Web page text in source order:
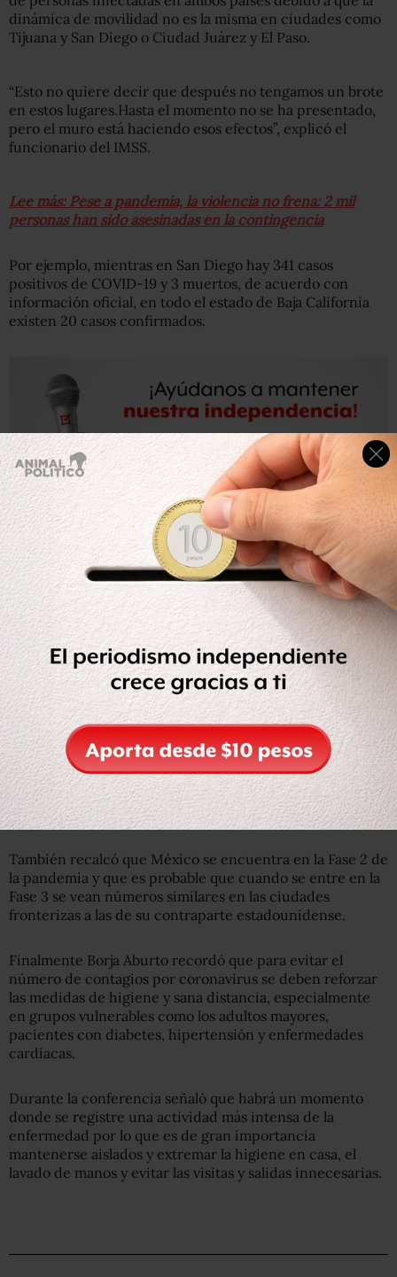
dinámica de movilidad no es la misma en ciudades como
Tijuana y San Diego o Ciudad Juárez y El Paso.
“Esto no quiere decir que después no tengamos un brote
en estos lugares.Hasta el momento no se ha presentado,
pero el muro está haciendo esos efectos”, explicó el
funcionario del IMSS.
Lee más: Pese a pandemia, la violencia no frena: 2 mil
personas han sido asesinadas en la contingencia
Por ejemplo, mientras en San Diego hay 341 casos
positivos de COVID-19 y 3 muertos, de acuerdo con
información oficial, en todo el estado de Baja California
existen 20 casos confirmados.
Otra muestra de esto está en El Paso, Texas, donde hay 30
personas contagiadas y en Chihuahua, donde apenas se
alcanzan los 8 casos confirmados.
Según el funcionario el muro que separa a los países es lo
que ha influido en esta disparidad del número de
contagios.
Entérate: Sola en un cuarto y sin contacto con nadie:
mexicana cuenta trato en Roma tras viajar en crucero
También recalcó que México se encuentra en la Fase 2 de
la pandemia y que es probable que cuando se entre en la
Fase 3 se vean números similares en las ciudades
fronterizas a las de su contraparte estadounidense.
Finalmente Borja Aburto recordó que para evitar el
número de contagios por coronavirus se deben reforzar
las medidas de higiene y sana distancia, especialmente
en grupos vulnerables como los adultos mayores,
pacientes con diabetes, hipertensión y enfermedades
cardíacas.
Durante la conferencia señaló que habrá un momento
donde se registre una actividad más intensa de la
enfermedad por lo que es de gran importancia
mantenerse aislados y extremar la higiene en casa, el
lavado de manos y evitar las visitas y salidas innecesarias.